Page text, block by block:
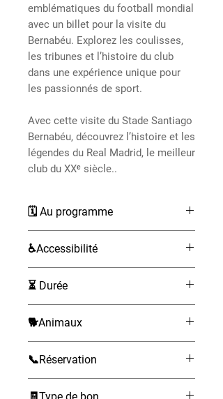
emblématiques du football mondial
avec un billet pour la visite du
Bernabéu. Explorez les coulisses,
les tribunes et l’histoire du club
dans une expérience unique pour
les passionnés de sport.
Avec cette visite du Stade Santiago
Bernabéu, découvrez l’histoire et les
légendes du Real Madrid, le meilleur
club du XXᵉ siècle..
🗓 Au programme
visite
Visite du musée du club
Découverte de la maquette du
nouveau stade après
rénovation
Photo souvenir avec la coupe
de la Ligue des champions
depuis les tribunes
♿Accessibilité
roulants.
⏳ Durée
🐕Animaux
📞Réservation